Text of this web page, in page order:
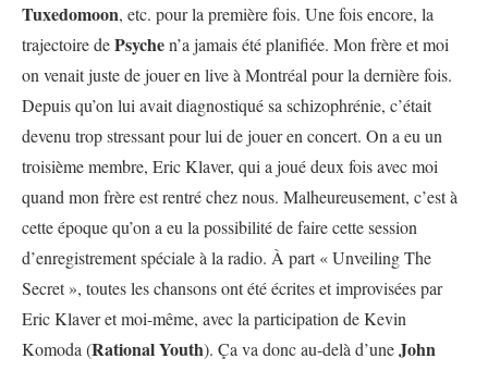
Tuxedomoon, etc. pour la première fois. Une fois encore, la
trajectoire dePsychen’a jamais été planifiée. Mon frère et moi
on venait juste de jouer en live à Montréal pour la dernière fois.
Depuis qu’on lui avait diagnostiqué sa schizophrénie, c’était
devenu trop stressant pour lui de jouer en concert. On a eu un
troisième membre, Eric Klaver, qui a joué deux fois avec moi
quand mon frère est rentré chez nous. Malheureusement, c’est à
cette époque qu’on a eu la possibilité de faire cette session
d’enregistrement spéciale à la radio. À part « Unveiling The
Secret », toutes les chansons ont été écrites et improvisées par
Eric Klaver et moi-même, avec la participation de Kevin
Komoda (Rational Youth). Ça va donc au-delà d’uneJohn